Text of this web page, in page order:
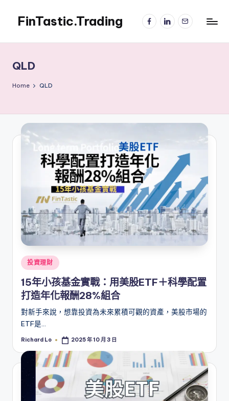
content
FinTastic.Trading
美
股
交
FacebookLinkedIn
電
子
QLD
Home QLD
Posted
in
投資理財
15年小孩基金實戰：用美股ETF＋科學配置
打造年化報酬28%組合
對新手來說，想靠投資為未來累積可觀的資產，美股市場的
ETF是…
Posted
Richard Lo 2025 年 10 月 3 日